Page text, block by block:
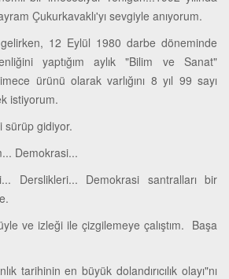
Çukurkavaklı'yı sevgiyle anıyorum.
12 Eylül 1980 darbe döneminde
yaptığım aylık "Bilim ve Sanat"
ürünü olarak varlığını 8 yıl 99 sayı
istiyorum.
sürüp gidiyor.
Demokrasi...
Derslikleri... Demokrasi santralları bir
ve izleği ile çizgilemeye çalıştım. Başa
tarihinin en büyük dolandırıcılık olayı"nı